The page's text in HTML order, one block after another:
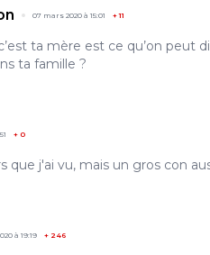
07 mars 2020 à 15:01 +11
ta mère est ce qu’on peut
ta famille ?
+ 0
que j'ai vu, mais un gros con
à 19:19 + 246